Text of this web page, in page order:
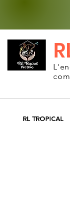
RL TROPICAL